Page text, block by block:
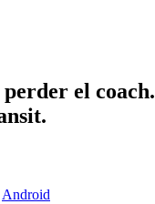
el coach.
Android